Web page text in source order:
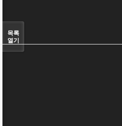
목록
열기